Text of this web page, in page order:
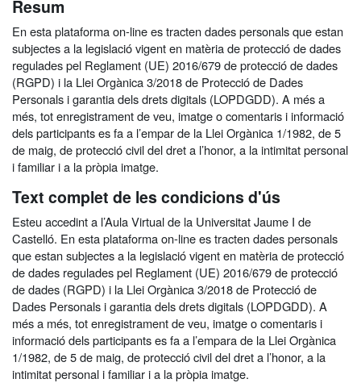
Resum
En esta plataforma on-line es tracten dades personals que estan
subjectes a la legislació vigent en matèria de protecció de dades
regulades pel Reglament (UE) 2016/679 de protecció de dades
(RGPD) i la Llei Orgànica 3/2018 de Protecció de Dades
Personals i garantia dels drets digitals (LOPDGDD). A més a
més, tot enregistrament de veu, imatge o comentaris i informació
dels participants es fa a l’empar de la Llei Orgànica 1/1982, de 5
de maig, de protecció civil del dret a l’honor, a la intimitat personal
i familiar i a la pròpia imatge.
Text complet de les condicions d'ús
Esteu accedint a l’Aula Virtual de la Universitat Jaume I de
Castelló. En esta plataforma on-line es tracten dades personals
que estan subjectes a la legislació vigent en matèria de protecció
de dades regulades pel Reglament (UE) 2016/679 de protecció
de dades (RGPD) i la Llei Orgànica 3/2018 de Protecció de
Dades Personals i garantia dels drets digitals (LOPDGDD). A
més a més, tot enregistrament de veu, imatge o comentaris i
informació dels participants es fa a l’empara de la Llei Orgànica
1/1982, de 5 de maig, de protecció civil del dret a l’honor, a la
intimitat personal i familiar i a la pròpia imatge.